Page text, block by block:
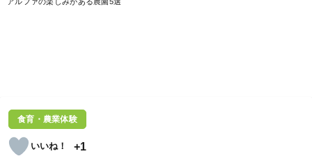
食育・農業体験
+1